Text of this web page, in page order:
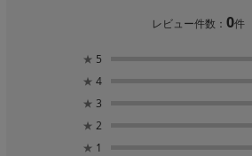
レビュー件数：0件
★ 5
★ 4
★ 3
★ 2
★ 1